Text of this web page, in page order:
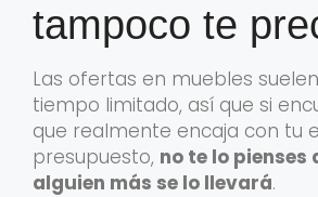
tampoco te
Las ofertas en muebles
tiempo limitado, así que si
que realmente encaja con tu
presupuesto, no te lo pienses
alguien más se lo llevará.